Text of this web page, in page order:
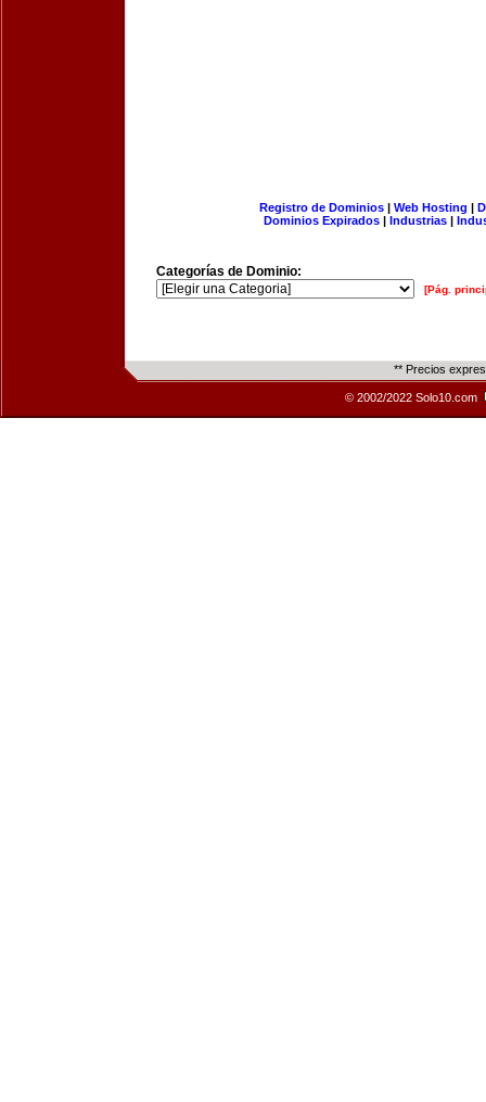
Registro de Dominios| Web Hosting |
Dominios Expirados | Industrias |
Categorías de Dominio:
[Pág.
** Precios
© 2002/2022 Solo10.com